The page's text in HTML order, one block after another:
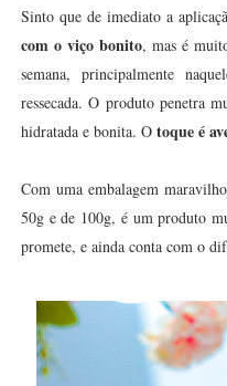
Sinto que de imediato a
com o viço bonito, mas é
semana, principalmente
ressecada. O produto penetra
hidratada e bonita. Otoque é
Com uma embalagem
50g e de 100g, é um produto
promete, e ainda conta com o